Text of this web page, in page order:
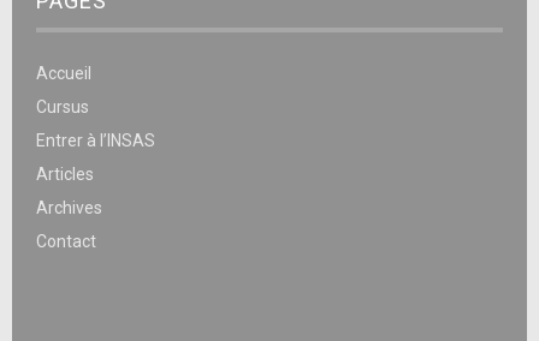
Accueil
Cursus
Entrer à l’INSAS
Articles
Archives
Contact